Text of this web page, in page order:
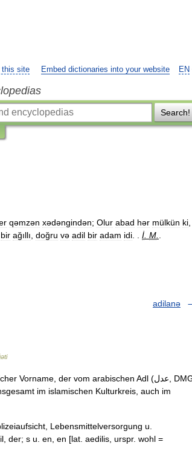
EN
this site Embed dictionaries into your website
Search!
qəmzən xədəngindən; Olur abad hər mülkün ki
bir ağıllı doğru və adil bir adam idi İ M
adilanə
im islamischen Kulturkreis, auch im
Lebensmittelversorgung u.
der; s u. en, en [lat. aedilis, urspr. wohl =